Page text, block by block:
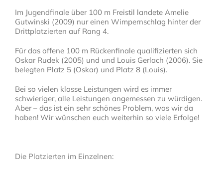
Im Jugendfinale über 100 m Freistil landete Amelie
Gutwinski (2009) nur einen Wimpernschlag hinter der
Drittplatzierten auf Rang 4.
Für das offene 100 m Rückenfinale qualifizierten sich
Oskar Rudek (2005) und und Louis Gerlach (2006). Sie
belegten Platz 5 (Oskar) und Platz 8 (Louis).
Bei so vielen klasse Leistungen wird es immer
schwieriger, alle Leistungen angemessen zu würdigen.
Aber – das ist ein sehr schönes Problem, was wir da
haben! Wir wünschen euch weiterhin so viele Erfolge!
Die Platzierten im Einzelnen: